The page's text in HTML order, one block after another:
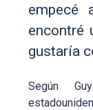
empecé
encontré
gustaría
Según